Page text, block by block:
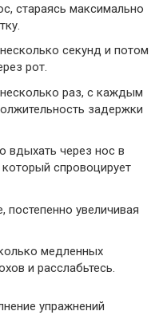
стараясь максимально
секунд и потом
рот.
раз, с каждым
задержки
вдыхать через нос в
спровоцирует
постепенно увеличивая
медленных
и расслабьтесь.
упражнений